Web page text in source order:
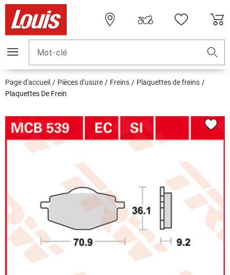
Mot-clé
Page d'accueil Pièces d'usure Freins
Plaquettes de freins
Plaquettes De Frein